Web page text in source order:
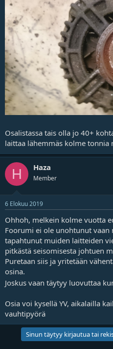
Osalistassa tais olla jo 40+
laittaa lähemmäs kolme tonnia
H Haza
Member
6 Elokuu 2019
Ohhoh, melkein kolme vuotta
Foorumi ei ole unohtunut vaan
tapahtunut muiden laitteiden
pitkästä seisomisesta johtuen
Puretaan siis ja yritetään
osina.
Joskus vaan täytyy luovuttaa
Osia voi kysellä YV, aikalailla
vauhtipyörä
Sinun täytyy kirjautua tai